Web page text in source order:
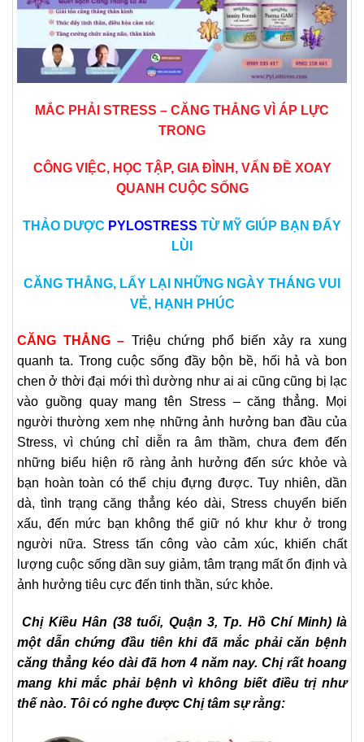
MẮC PHẢI STRESS – CĂNG THẲNG VÌ ÁP LỰC
TRONG
CÔNG VIỆC, HỌC TẬP, GIA ĐÌNH, VẤN ĐỀ XOAY
QUANH CUỘC SỐNG
THẢO DƯỢC PYLOSTRESS TỪ MỸ GIÚP BẠN ĐẨY
LÙI
CĂNG THẲNG, LẤY LẠI NHỮNG NGÀY THÁNG VUI
VẺ, HẠNH PHÚC
CĂNG THẲNG – Triệu chứng phổ biến xảy ra xung
quanh ta. Trong cuộc sống đầy bộn bề, hối hả và bon
chen ở thời đại mới thì dường như ai ai cũng cũng bị lạc
vào guồng quay mang tên Stress – căng thẳng. Mọi
người thường xem nhẹ những ảnh hưởng ban đầu của
Stress, vì chúng chỉ diễn ra âm thầm, chưa đem đến
những biểu hiện rõ ràng ảnh hưởng đến sức khỏe và
bạn hoàn toàn có thể chịu đựng được. Tuy nhiên, dần
dà, tình trạng căng thẳng kéo dài, Stress chuyển biến
xấu, đến mức bạn không thể giữ nó khư khư ở trong
người nữa. Stress tấn công vào cảm xúc, khiến chất
lượng cuộc sống dần suy giảm, tâm trạng mất ổn định và
ảnh hưởng tiêu cực đến tinh thần, sức khỏe.
Chị Kiều Hân (38 tuổi, Quận 3, Tp. Hồ Chí Minh) là
một dẫn chứng đầu tiên khi đã mắc phải căn bệnh
căng thẳng kéo dài đã hơn 4 năm nay. Chị rất hoang
mang khi mắc phải bệnh vì không biết điều trị như
thế nào. Tôi có nghe được Chị tâm sự rằng: